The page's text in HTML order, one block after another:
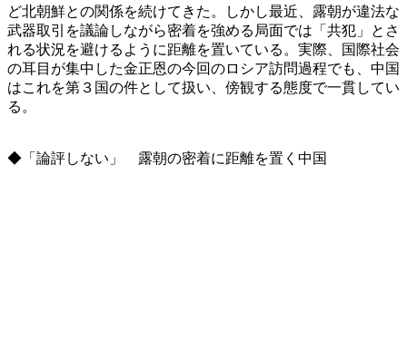
ど北朝鮮との関係を続けてきた。しかし最近、露朝が違法な
武器取引を議論しながら密着を強める局面では「共犯」とさ
れる状況を避けるように距離を置いている。実際、国際社会
の耳目が集中した金正恩の今回のロシア訪問過程でも、中国
はこれを第３国の件として扱い、傍観する態度で一貫してい
る。
◆「論評しない」 露朝の密着に距離を置く中国